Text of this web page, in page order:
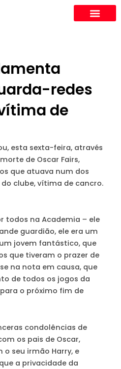
redes
de
esta sexta-feira, através
de Oscar Fairs,
que atuava num dos
clube, vítima de cancro.
todos na Academia – ele
guardião, ele era um
jovem fantástico, que
que tiveram o prazer de
na nota em causa, que
de todos os jogos da
o próximo fim de
condolências de
os pais de Oscar,
o seu irmão Harry, e
a privacidade da